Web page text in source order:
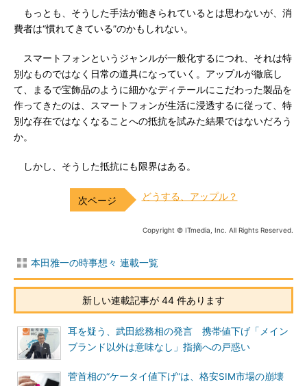
もっとも、そうした手法が飽きられているとは思わないが、消
費者は“慣れてきている”のかもしれない。
スマートフォンというジャンルが一般化するにつれ、それは特
別なものではなく日常の道具になっていく。アップルが徹底し
て、まるで宝飾品のように細かなディテールにこだわった製品を
作ってきたのは、スマートフォンが生活に浸透するに従って、特
別な存在ではなくなることへの抵抗を試みた結果ではないだろう
か。
しかし、そうした抵抗にも限界はある。
どうする、アップル？
Copyright © ITmedia, Inc. All Rights Reserved.
本田雅一の時事想々 連載一覧
新しい連載記事が 44 件あります
耳を疑う、武田総務相の発言 携帯値下げ「メイン
ブランド以外は意味なし」指摘への戸惑い
菅首相の“ケータイ値下げ”は、格安SIM市場の崩壊